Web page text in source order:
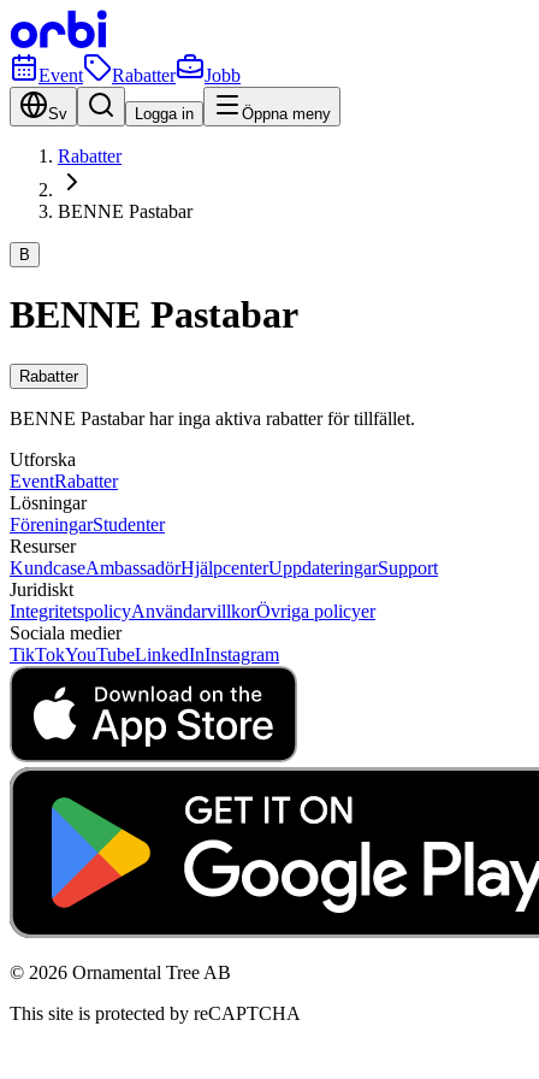
Event Rabatter Jobb
Sv Logga in Öppna meny
Rabatter
BENNE Pastabar
B
BENNE Pastabar
Rabatter
BENNE Pastabar har inga aktiva rabatter för tillfället.
Utforska
EventRabatter
Lösningar
FöreningarStudenter
Resurser
KundcaseAmbassadörHjälpcenterUppdateringarSupport
Juridiskt
IntegritetspolicyAnvändarvillkorÖvriga policyer
Sociala medier
TikTokYouTubeLinkedInInstagram
© 2026 Ornamental Tree AB
This site is protected by reCAPTCHA